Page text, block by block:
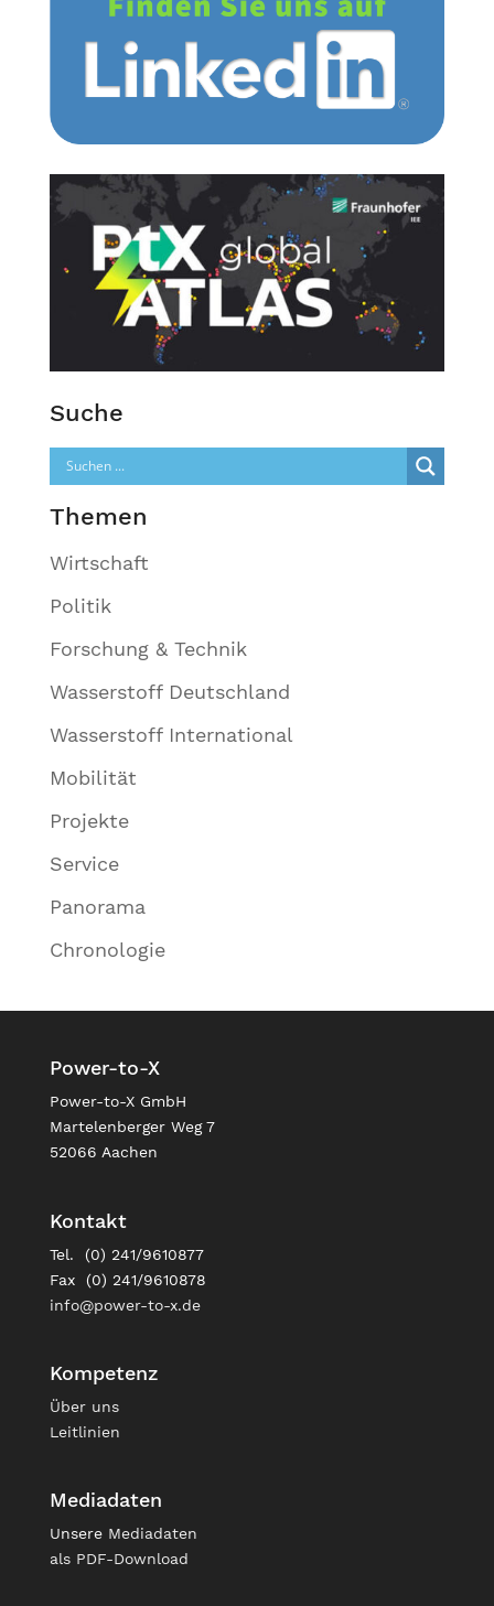
Suche
Themen
Wirtschaft
Politik
Forschung & Technik
Wasserstoff Deutschland
Wasserstoff International
Mobilität
Projekte
Service
Panorama
Chronologie
Power-to-X
Power-to-X GmbH
Martelenberger Weg 7
52066 Aachen
Kontakt
Tel. (0) 241/9610877
Fax (0) 241/9610878
info@power-to-x.de
Kompetenz
Über uns
Leitlinien
Mediadaten
Unsere Mediadaten
als PDF-Download